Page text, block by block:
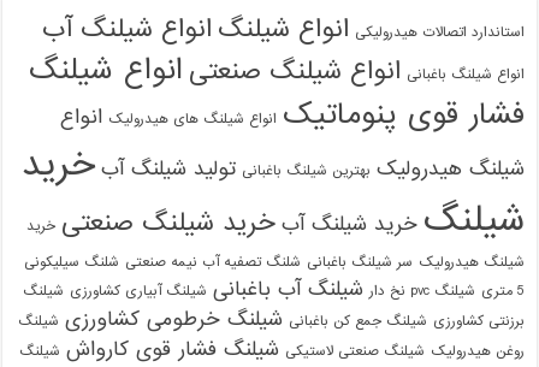
استاندارد اتصالات هیدرولیکی انواع شیلنگ انواع شیلنگ آب
انواع شیلنگ باغبانی انواع شیلنگ صنعتی انواع شیلنگ
فشار قوی پنوماتیک انواع شیلنگ های هیدرولیک انواع
شیلنگ هیدرولیک بهترین شیلنگ باغبانی تولید شیلنگ آب خرید
شیلنگ خرید شیلنگ آب خرید شیلنگ صنعتی خرید
شیلنگ هیدرولیک سر شیلنگ باغبانی شلنگ تصفیه آب نیمه صنعتی شلنگ سیلیکونی
5 متری
شیلنگ pvc نخ دار شیلنگ آب باغبانی شیلنگ آبیاری کشاورزی شیلنگ
برزنتی کشاورزی شیلنگ جمع کن باغبانی شیلنگ خرطومی کشاورزی شیلنگ
روغن هیدرولیک شیلنگ صنعتی لاستیکی شیلنگ فشار قوی کارواش شیلنگ